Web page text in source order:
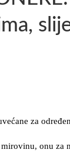
za
onu za